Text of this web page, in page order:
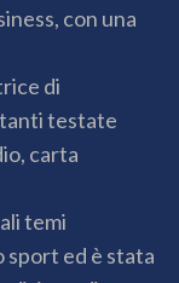
con una
di
testate
carta
temi
sport ed è stata